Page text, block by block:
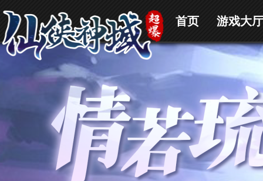
首页 游戏大厅